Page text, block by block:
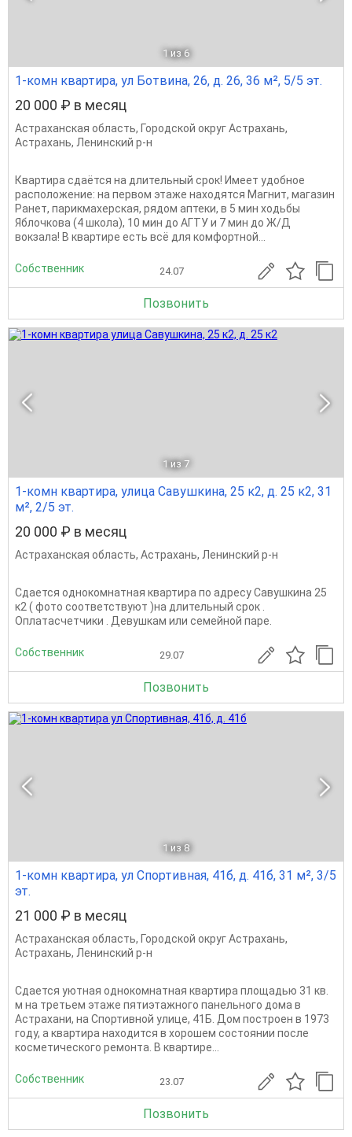
1 из 6
1-комн квартира, ул Ботвина, 26, д. 26, 36 м², 5/5 эт.
20 000 ₽ в месяц
Астраханская область, Городской округ Астрахань,
Астрахань, Ленинский р-н
Квартира сдаётся на длительный срок! Имеет удобное
расположение: на первом этаже находятся Магнит, магазин
Ранет, парикмахерская, рядом аптеки, в 5 мин ходьбы
Яблочкова (4 школа), 10 мин до АГТУ и 7 мин до Ж/Д
вокзала! В квартире есть всё для комфортной...
Собственник 24.07
Позвонить
1 из 7
1-комн квартира, улица Савушкина, 25 к2, д. 25 к2, 31
м², 2/5 эт.
20 000 ₽ в месяц
Астраханская область, Астрахань, Ленинский р-н
Сдается однокомнатная квартира по адресу Савушкина 25
к2 ( фото соответствуют )на длительный срок .
Оплатасчетчики . Девушкам или семейной паре.
Собственник 29.07
Позвонить
1 из 8
1-комн квартира, ул Спортивная, 41б, д. 41б, 31 м², 3/5
эт.
21 000 ₽ в месяц
Астраханская область, Городской округ Астрахань,
Астрахань, Ленинский р-н
Сдается уютная однокомнатная квартира площадью 31 кв.
м на третьем этаже пятиэтажного панельного дома в
Астрахани, на Спортивной улице, 41Б. Дом построен в 1973
году, а квартира находится в хорошем состоянии после
косметического ремонта. В квартире...
Собственник 23.07
Позвонить